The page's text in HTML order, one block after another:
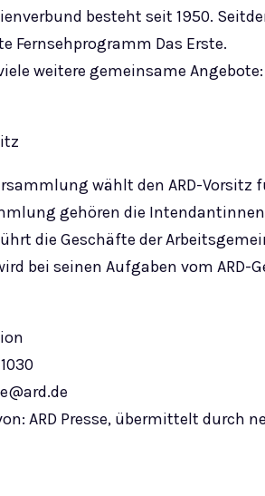
besteht seit 1950.
Fernsehprogramm Das Erste.
weitere gemeinsame
wählt den ARD-
gehören die Intendantinnen
führt die Geschäfte der
bei seinen Aufgaben vom
ARD Presse, übermittelt durch